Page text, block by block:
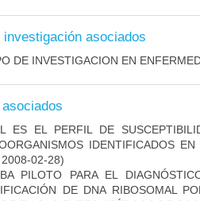
investigación asociados
DE INVESTIGACION EN
ES EL PERFIL DE
IDENTIFICADOS
02-28)
PILOTO PARA EL
DE DNA RIBOSOMAL